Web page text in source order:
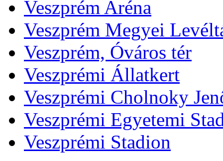
Veszprém Aréna
Veszprém Megyei
Veszprém, Óváros tér
Veszprémi Állatkert
Veszprémi Cholnoky
Veszprémi Egyetemi
Veszprémi Stadion